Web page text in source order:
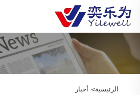
الرئيسية> أخبار